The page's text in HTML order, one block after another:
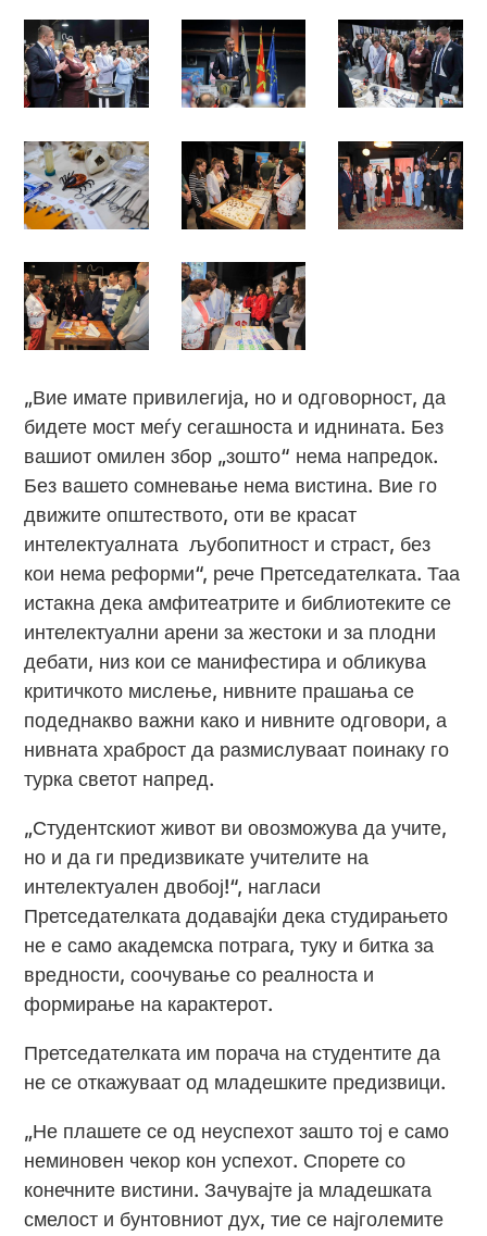
„Вие имате привилегија, но и одговорност, да
бидете мост меѓу сегашноста и иднината. Без
вашиот омилен збор „зошто“ нема напредок.
Без вашето сомневање нема вистина. Вие го
движите општеството, оти ве красат
интелектуалната љубопитност и страст, без
кои нема реформи“, рече Претседателката. Таа
истакна дека амфитеатрите и библиотеките се
интелектуални арени за жестоки и за плодни
дебати, низ кои се манифестира и обликува
критичкото мислење, нивните прашања се
подеднакво важни како и нивните одговори, а
нивната храброст да размислуваат поинаку го
турка светот напред.
„Студентскиот живот ви овозможува да учите,
но и да ги предизвикате учителите на
интелектуален двобој!“, нагласи
Претседателката додавајќи дека студирањето
не е само академска потрага, туку и битка за
вредности, соочување со реалноста и
формирање на карактерот.
Претседателката им порача на студентите да
не се откажуваат од младешките предизвици.
„Не плашете се од неуспехот зашто тој е само
неминовен чекор кон успехот. Спорете со
конечните вистини. Зачувајте ја младешката
смелост и бунтовниот дух, тие се најголемите